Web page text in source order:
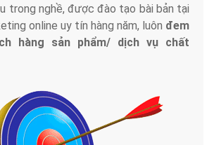
trong nghề, được đào tạo bài bản tại
online uy tín hàng năm, luôn đem
hàng sản phẩm/ dịch vụ chất